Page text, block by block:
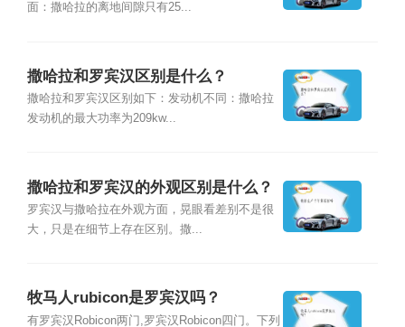
面：撒哈拉的离地间隙只有25...
撒哈拉和罗宾汉区别是什么？
撒哈拉和罗宾汉区别如下：发动机不同：撒哈拉
发动机的最大功率为209kw...
撒哈拉和罗宾汉的外观区别是什么？
罗宾汉与撒哈拉在外观方面，晃眼看差别不是很
大，只是在细节上存在区别。撒...
牧马人rubicon是罗宾汉吗？
有罗宾汉Robicon两门,罗宾汉Robicon四门。下列